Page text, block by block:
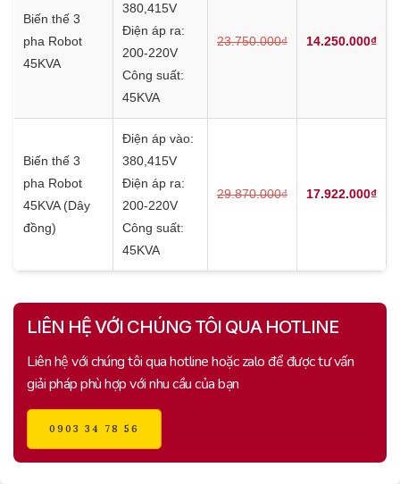
Biến thế 3
pha Robot
45KVA
380,415V
Điện áp ra:
200-220V
Công suất:
45KVA
23.750.000₫ 14.250.000₫
Biến thế 3
pha Robot
45KVA (Dây
đồng)
Điện áp vào:
380,415V
Điện áp ra:
200-220V
Công suất:
45KVA
29.870.000₫ 17.922.000₫
LIÊN HỆ VỚI CHÚNG TÔI QUA HOTLINE
Liên hệ với chúng tôi qua hotline hoặc zalo để được tư vấn
giải pháp phù hợp với nhu cầu của bạn
0903 34 78 56